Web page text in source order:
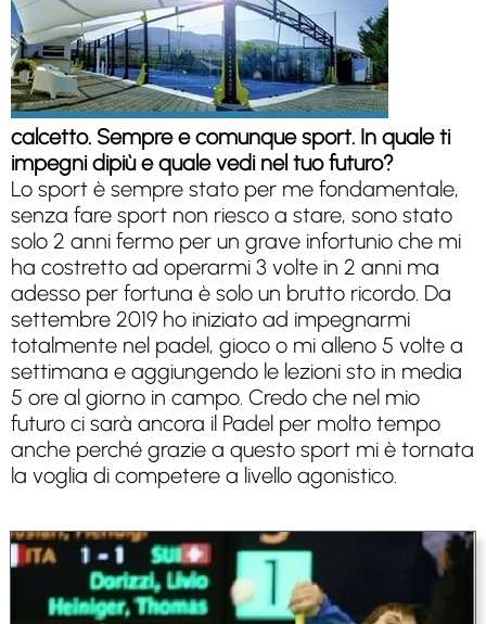
calcetto. Sempre e comunque sport. In quale ti
impegni dipiù e quale vedi nel tuo futuro?
Lo sport è sempre stato per me fondamentale,
senza fare sport non riesco a stare, sono stato
solo 2 anni fermo per un grave infortunio che mi
ha costretto ad operarmi 3 volte in 2 anni ma
adesso per fortuna è solo un brutto ricordo. Da
settembre 2019 ho iniziato ad impegnarmi
totalmente nel padel, gioco o mi alleno 5 volte a
settimana e aggiungendo le lezioni sto in media
5 ore al giorno in campo. Credo che nel mio
futuro ci sarà ancora il Padel per molto tempo
anche perché grazie a questo sport mi è tornata
la voglia di competere a livello agonistico.